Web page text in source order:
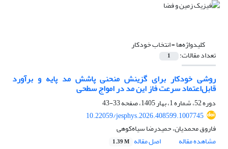
کلیدواژه‌ها =انتخاب خودکار
تعداد مقالات: 1
روشی خودکار برای گزینش منحنی‌ پاشش مد پایه و برآورد
قابل‌اعتماد سرعت فاز این مد در امواج سطحی
دوره 52، شماره 1، بهار 1405، صفحه
33-43
10.22059/jesphys.2026.408599.1007745
فاروق محمدیان، حمیدرضا سیاه‌کوهی
مشاهده مقاله
اصل مقاله 1.39 M